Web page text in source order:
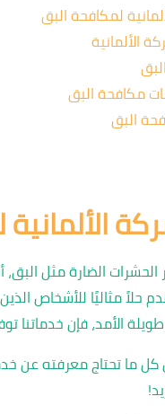
لمكافحة البق
الألمانية
مكافحة البق
البق
الحشرات الضارة مثل
حلاً مثاليًا للأشخاص
الأمد، فإن خدماتنا
تحتاج معرفته عن